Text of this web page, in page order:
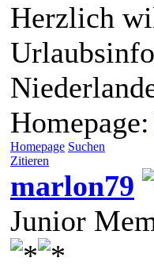
Herzlich
Homepage:
Homepage Suchen
Zitieren
marlon79
Junior